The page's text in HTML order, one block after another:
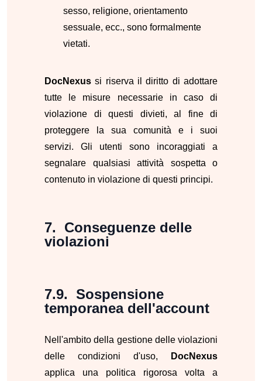
sesso, religione, orientamento
sessuale, ecc., sono formalmente
vietati.
DocNexus si riserva il diritto di adottare
tutte le misure necessarie in caso di
violazione di questi divieti, al fine di
proteggere la sua comunità e i suoi
servizi. Gli utenti sono incoraggiati a
segnalare qualsiasi attività sospetta o
contenuto in violazione di questi principi.
Conseguenze delle
violazioni
Sospensione
temporanea dell'account
Nell'ambito della gestione delle violazioni
delle condizioni d'uso,
DocNexus
applica una politica rigorosa volta a